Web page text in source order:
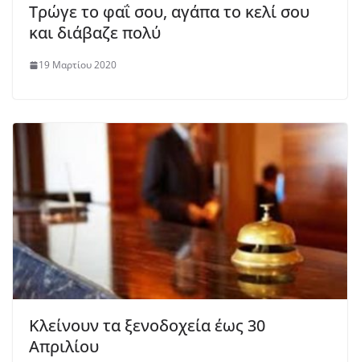
Τρώγε το φαΐ σου, αγάπα το κελί σου
και διάβαζε πολύ
19 Μαρτίου 2020
Κλείνουν τα ξενοδοχεία έως 30
Απριλίου